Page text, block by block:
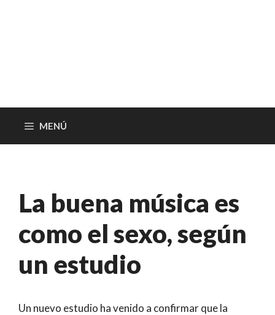
MENÚ
La buena música es
como el sexo, según
un estudio
Un nuevo estudio ha venido a confirmar que la